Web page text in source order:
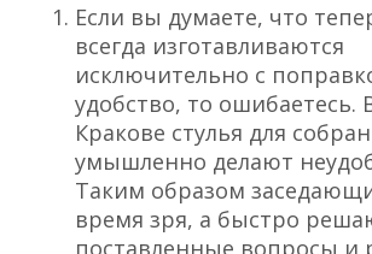
Если вы думаете, что
всегда изготавливаются
исключительно с
удобство, то ошибаетесь.
Кракове стулья для
умышленно делают
Таким образом
время зря, а быстро
поставленные вопросы и